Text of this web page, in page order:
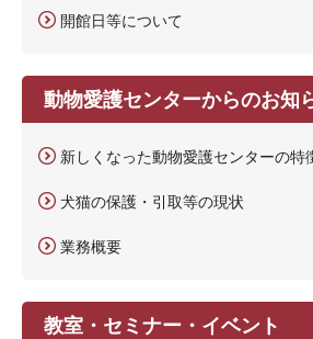
開館日等について
動物愛護センターからのお知
新しくなった動物愛護センターの特
犬猫の保護・引取等の現状
業務概要
教室・セミナー・イベント